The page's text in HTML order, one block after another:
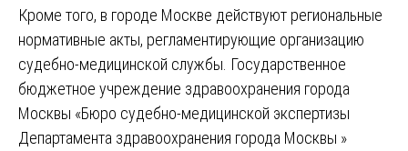
Кроме того, в городе Москве действуют региональные
нормативные акты, регламентирующие организацию
судебно-медицинской службы. Государственное
бюджетное учреждение здравоохранения города
Москвы «Бюро судебно-медицинской экспертизы
Департамента здравоохранения города Москвы »